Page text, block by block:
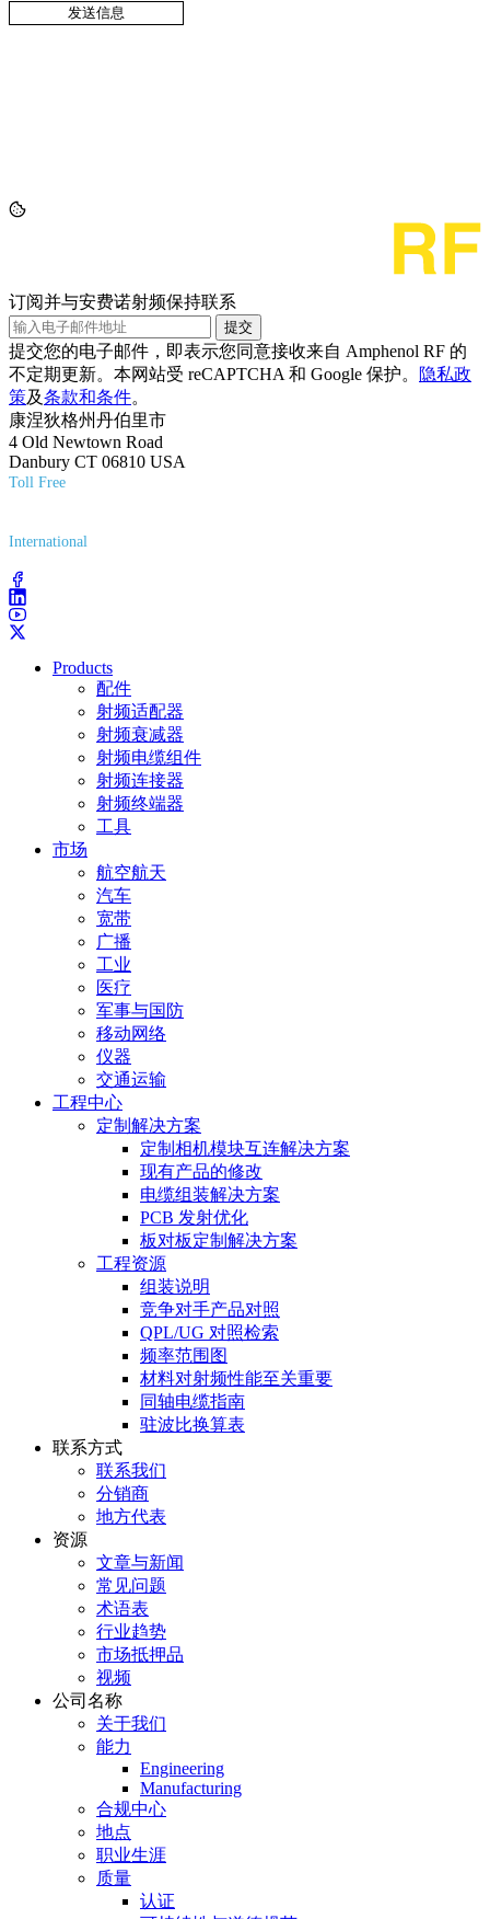
订阅并与安费诺射频保持联系
提交
提交您的电子邮件，即表示您同意接收来自 Amphenol RF 的
不定期更新。本网站受 reCAPTCHA 和 Google 保护。
隐私政
策及条款和条件。
康涅狄格州丹伯里市
4 Old Newtown Road
Danbury CT 06810 USA
Toll Free
International
Products
配件
射频适配器
射频衰减器
射频电缆组件
射频连接器
射频终端器
工具
市场
航空航天
汽车
宽带
广播
工业
医疗
军事与国防
移动网络
仪器
交通运输
工程中心
定制解决方案
定制相机模块互连解决方案
现有产品的修改
电缆组装解决方案
PCB 发射优化
板对板定制解决方案
工程资源
组装说明
竞争对手产品对照
QPL/UG 对照检索
频率范围图
材料对射频性能至关重要
同轴电缆指南
驻波比换算表
联系方式
联系我们
分销商
地方代表
资源
文章与新闻
常见问题
术语表
行业趋势
市场抵押品
视频
公司名称
关于我们
能力
Engineering
Manufacturing
合规中心
地点
职业生涯
质量
认证